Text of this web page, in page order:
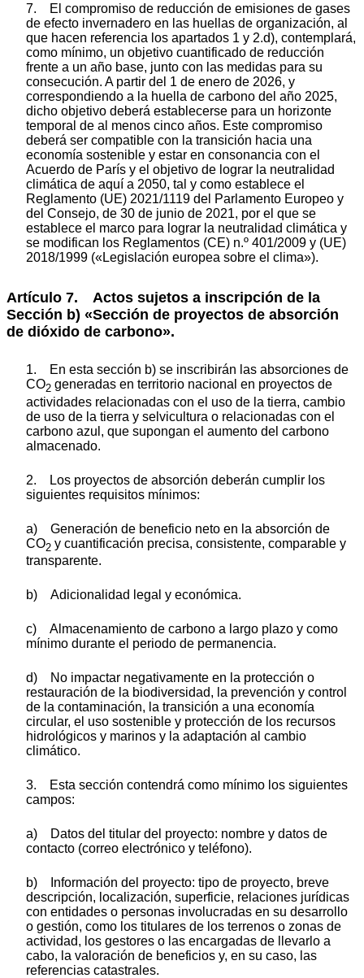
7. El compromiso de reducción de emisiones de gases
de efecto invernadero en las huellas de organización, al
que hacen referencia los apartados 1 y 2.d), contemplará,
como mínimo, un objetivo cuantificado de reducción
frente a un año base, junto con las medidas para su
consecución. A partir del 1 de enero de 2026, y
correspondiendo a la huella de carbono del año 2025,
dicho objetivo deberá establecerse para un horizonte
temporal de al menos cinco años. Este compromiso
deberá ser compatible con la transición hacia una
economía sostenible y estar en consonancia con el
Acuerdo de París y el objetivo de lograr la neutralidad
climática de aquí a 2050, tal y como establece el
Reglamento (UE) 2021/1119 del Parlamento Europeo y
del Consejo, de 30 de junio de 2021, por el que se
establece el marco para lograr la neutralidad climática y
se modifican los Reglamentos (CE) n.º 401/2009 y (UE)
2018/1999 («Legislación europea sobre el clima»).
Artículo 7. Actos sujetos a inscripción de la
Sección b) «Sección de proyectos de absorción
de dióxido de carbono».
1. En esta sección b) se inscribirán las absorciones de
CO2 generadas en territorio nacional en proyectos de
actividades relacionadas con el uso de la tierra, cambio
de uso de la tierra y selvicultura o relacionadas con el
carbono azul, que supongan el aumento del carbono
almacenado.
2. Los proyectos de absorción deberán cumplir los
siguientes requisitos mínimos:
a) Generación de beneficio neto en la absorción de
CO2 y cuantificación precisa, consistente, comparable y
transparente.
b) Adicionalidad legal y económica.
c) Almacenamiento de carbono a largo plazo y como
mínimo durante el periodo de permanencia.
d) No impactar negativamente en la protección o
restauración de la biodiversidad, la prevención y control
de la contaminación, la transición a una economía
circular, el uso sostenible y protección de los recursos
hidrológicos y marinos y la adaptación al cambio
climático.
3. Esta sección contendrá como mínimo los siguientes
campos:
a) Datos del titular del proyecto: nombre y datos de
contacto (correo electrónico y teléfono).
b) Información del proyecto: tipo de proyecto, breve
descripción, localización, superficie, relaciones jurídicas
con entidades o personas involucradas en su desarrollo
o gestión, como los titulares de los terrenos o zonas de
actividad, los gestores o las encargadas de llevarlo a
cabo, la valoración de beneficios y, en su caso, las
referencias catastrales.